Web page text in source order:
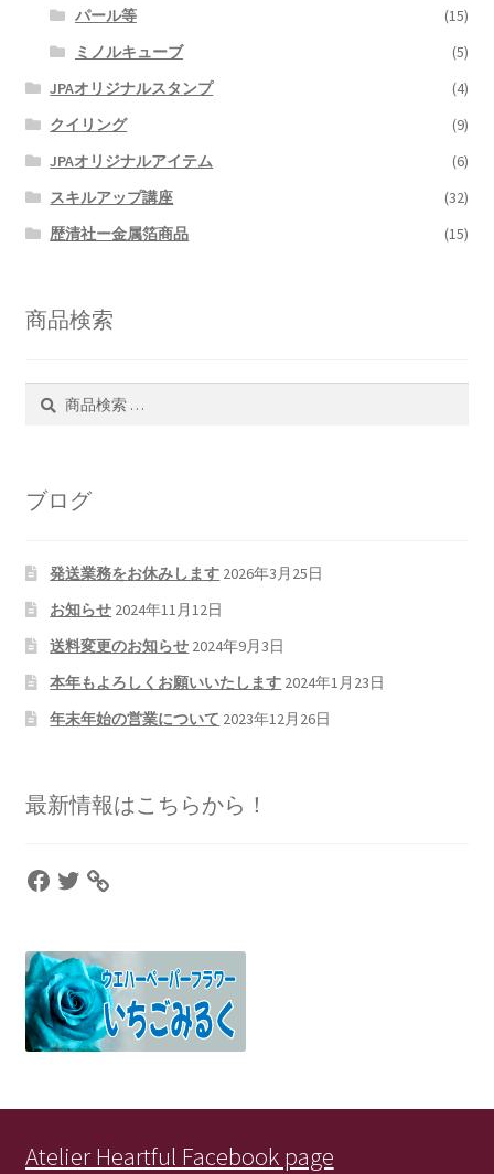
パール等
(15)
ミノルキューブ
(5)
JPAオリジナルスタンプ
(4)
クイリング
(9)
JPAオリジナルアイテム
(6)
スキルアップ講座
(32)
歴清社ー金属箔商品
(15)
商品検索
ブログ
発送業務をお休みします 2026年3月25日
お知らせ 2024年11月12日
送料変更のお知らせ 2024年9月3日
本年もよろしくお願いいたします 2024年1月23日
年末年始の営業について 2023年12月26日
最新情報はこちらから！
Facebook
Twitter
Atelier Heartful Facebook page